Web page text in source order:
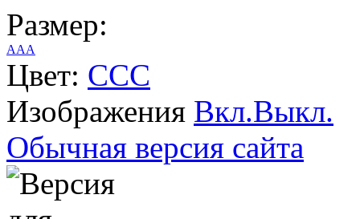
Размер:
AAA
Цвет: CCC
Изображения Вкл.Выкл.
Обычная версия сайта